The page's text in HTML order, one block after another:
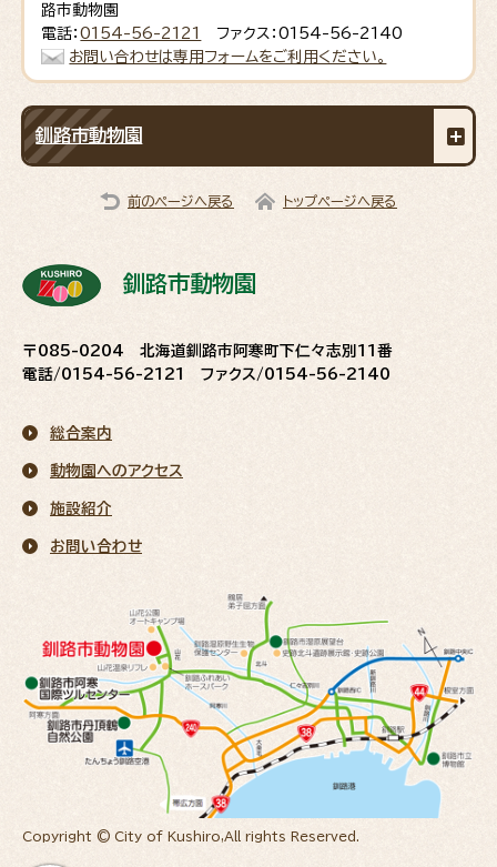
路市動物園
電話：0154-56-2121
ファクス：0154-56-2140
お問い合わせは専用フォームをご利用ください。
釧路市動物園
前のページへ戻る トップページへ戻る
釧路市動物園
〒085-0204 北海道釧路市阿寒町下仁々志別11番
電話/0154-56-2121 ファクス/0154-56-2140
総合案内
動物園へのアクセス
施設紹介
お問い合わせ
Copyright © City of Kushiro,All rights Reserved.